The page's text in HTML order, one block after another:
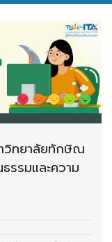
วิทยาลัยทักษิณ
รรมและความ